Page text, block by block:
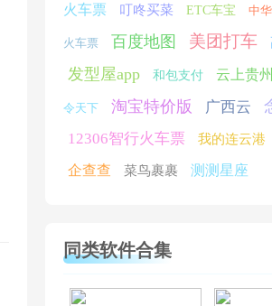
火车票 叮咚买菜 ETC车宝 中
火车票 百度地图 美团打车
发型屋app 和包支付 云上贵
令天下 淘宝特价版 广西云
12306智行火车票 我的连云港
企查查 菜鸟裹裹 测测星座
同类软件合集